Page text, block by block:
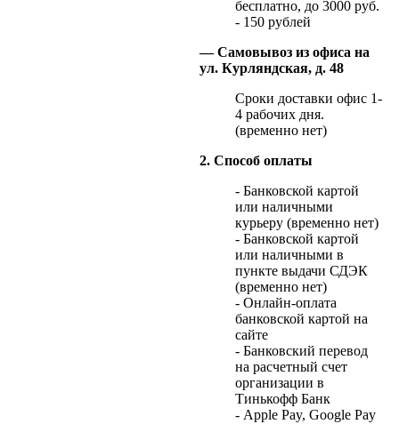
бесплатно, до 3000 руб.
- 150 рублей
— Самовывоз из офиса на
ул. Курляндская, д. 48
Сроки доставки офис 1-
4 рабочих дня.
(временно нет)
2. Способ оплаты
- Банковской картой
или наличными
курьеру (временно нет)
- Банковской картой
или наличными в
пункте выдачи СДЭК
(временно нет)
- Онлайн-оплата
банковской картой на
сайте
- Банковский перевод
на расчетный счет
организации в
Тинькофф Банк
- Apple Pay, Google Pay